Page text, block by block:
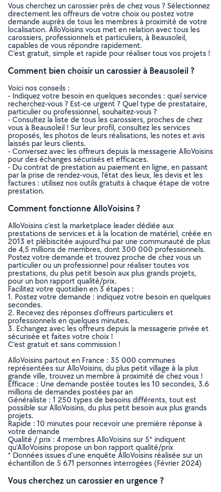
Vous cherchez un carossier près de chez vous ? Sélectionnez
directement les offreurs de votre choix ou postez votre
demande auprès de tous les membres à proximité de votre
localisation. AlloVoisins vous met en relation avec tous les
carossiers, professionnels et particuliers, à Beausoleil,
capables de vous répondre rapidement.
C’est gratuit, simple et rapide pour réaliser tous vos projets !
Comment bien choisir un carossier à Beausoleil ?
Voici nos conseils :
- Indiquez votre besoin en quelques secondes : quel service
recherchez-vous ? Est-ce urgent ? Quel type de prestataire,
particulier ou professionnel, souhaitez-vous ?
- Consultez la liste de tous les carossiers, proches de chez
vous à Beausoleil ! Sur leur profil, consultez les services
proposés, les photos de leurs réalisations, les notes et avis
laissés par leurs clients.
- Conversez avec les offreurs depuis la messagerie AlloVoisins
pour des échanges sécurisés et efficaces.
- Du contrat de prestation au paiement en ligne, en passant
par la prise de rendez-vous, l’état des lieux, les devis et les
factures : utilisez nos outils gratuits à chaque étape de votre
prestation.
Comment fonctionne AlloVoisins ?
AlloVoisins c’est la marketplace leader dédiée aux
prestations de services et à la location de matériel, créée en
2013 et plébiscitée aujourd’hui par une communauté de plus
de 4,5 millions de membres, dont 300 000 professionnels.
Postez votre demande et trouvez proche de chez vous un
particulier ou un professionnel pour réaliser toutes vos
prestations, du plus petit besoin aux plus grands projets,
pour un bon rapport qualité/prix.
Facilitez votre quotidien en 3 étapes :
1. Postez votre demande : indiquez votre besoin en quelques
secondes.
2. Recevez des réponses d’offreurs particuliers et
professionnels en quelques minutes.
3. Echangez avec les offreurs depuis la messagerie privée et
sécurisée et faites votre choix !
C’est gratuit et sans commission !
AlloVoisins partout en France : 35 000 communes
représentées sur AlloVoisins, du plus petit village à la plus
grande ville, trouvez un membre à proximité de chez vous !
Efficace : Une demande postée toutes les 10 secondes, 3.6
millions de demandes postées par an
Généraliste : 1 250 types de besoins différents, tout est
possible sur AlloVoisins, du plus petit besoin aux plus grands
projets.
Rapide : 10 minutes pour recevoir une première réponse à
votre demande
Qualité / prix : 4 membres AlloVoisins sur 5* indiquent
qu’AlloVoisins propose un bon rapport qualité/prix
* Données issues d’une enquête AlloVoisins réalisée sur un
échantillon de 5 671 personnes interrogées (Février 2024)
Vous cherchez un carossier en urgence ?